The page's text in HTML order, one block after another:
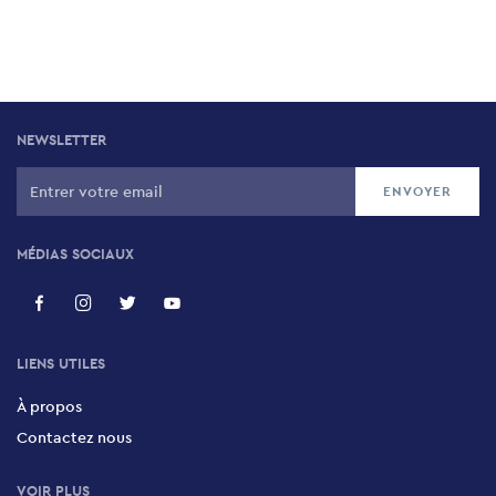
NEWSLETTER
MÉDIAS SOCIAUX
LIENS UTILES
À propos
Contactez nous
VOIR PLUS